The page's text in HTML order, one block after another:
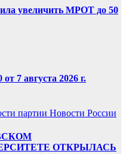
увеличить МРОТ до 50
7 августа 2026 г.
партии Новости России
ОТКРЫЛАСЬ